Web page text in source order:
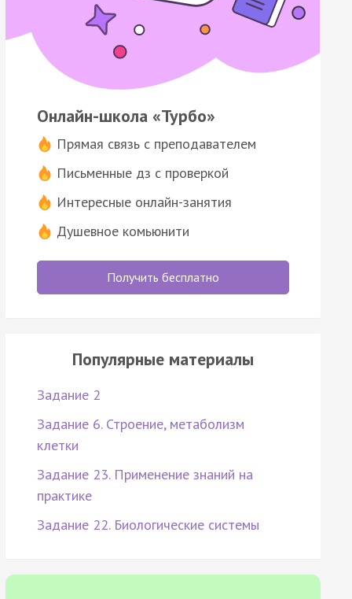
Онлайн-школа «Турбо»
Прямая связь с преподавателем
Письменные дз с проверкой
Интересные онлайн-занятия
Душевное комьюнити
Получить бесплатно
Популярные материалы
Задание 2
Задание 6. Строение, метаболизм
клетки
Задание 23. Применение знаний на
практике
Задание 22. Биологические системы